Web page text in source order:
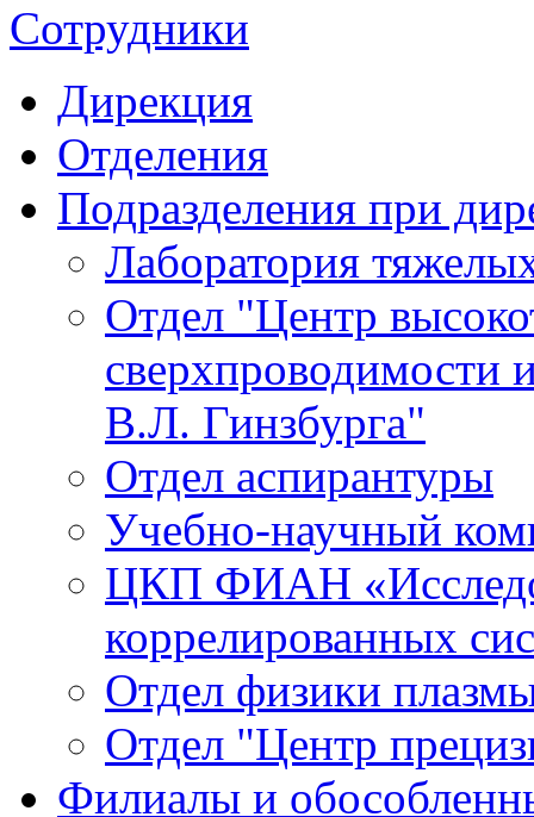
Сотрудники
Дирекция
Отделения
Подразделения при
Лаборатория
Отдел "Центр
сверхпроводимости
В.Л. Гинзбурга"
Отдел аспирантуры
Учебно-научный
ЦКП ФИАН
коррелированных
Отдел физики
Отдел "Центр
Филиалы и